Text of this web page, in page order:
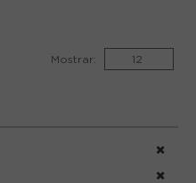
Mostrar: